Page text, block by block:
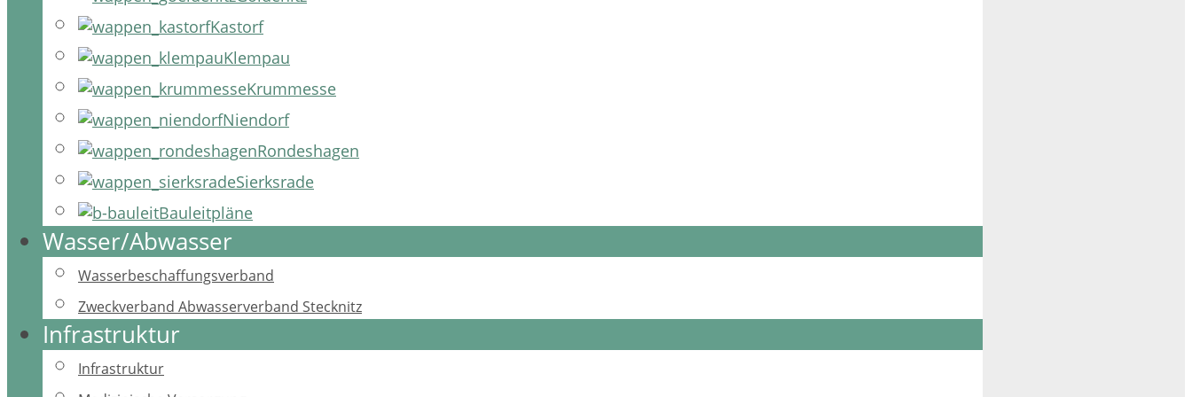
Kastorf
Klempau
Krummesse
Niendorf
Rondeshagen
Sierksrade
Bauleitpläne
Wasser/Abwasser
Wasserbeschaffungsverband
Zweckverband Abwasserverband Stecknitz
Infrastruktur
Infrastruktur